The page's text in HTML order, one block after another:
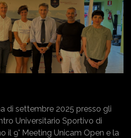
di settembre 2025 presso gli
Universitario Sportivo di
il 9° Meeting Unicam Open e la